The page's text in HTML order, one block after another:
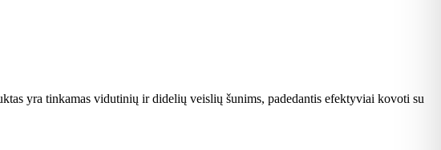
yra tinkamas vidutinių ir didelių veislių šunims, padedantis efektyviai kovoti su